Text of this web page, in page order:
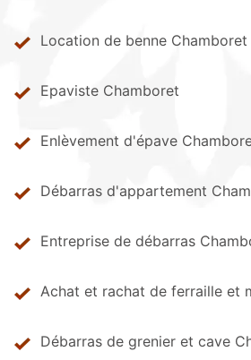
Location de benne Chamboret
Epaviste Chamboret
Enlèvement d'épave
Débarras d'appartement
Entreprise de débarras
Achat et rachat de ferraille et
Débarras de grenier et cave